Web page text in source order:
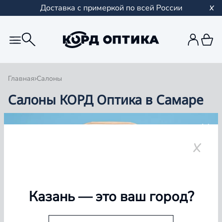
Доставка с примеркой по всей России
Главная Салоны
Салоны КОРД Оптика в Самаре
Группа компаний «Корд Оптика» - это более 100
Казань— это ваш город?